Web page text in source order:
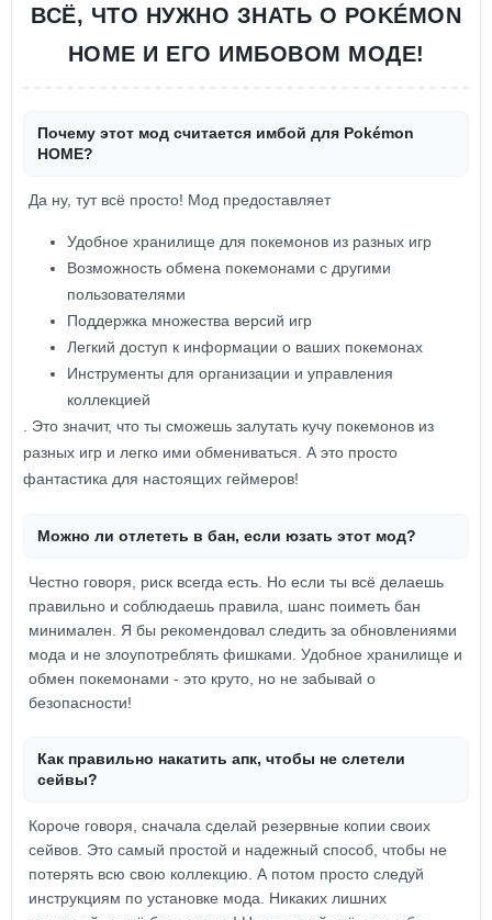
ВСЁ, ЧТО НУЖНО ЗНАТЬ О POKÉMON
HOME И ЕГО ИМБОВОМ МОДЕ!
Почему этот мод считается имбой для Pokémon
HOME?
Да ну, тут всё просто! Мод предоставляет
Удобное хранилище для покемонов из разных игр
Возможность обмена покемонами с другими
пользователями
Поддержка множества версий игр
Легкий доступ к информации о ваших покемонах
Инструменты для организации и управления
коллекцией
. Это значит, что ты сможешь залутать кучу покемонов из
разных игр и легко ими обмениваться. А это просто
фантастика для настоящих геймеров!
Можно ли отлететь в бан, если юзать этот мод?
Честно говоря, риск всегда есть. Но если ты всё делаешь
правильно и соблюдаешь правила, шанс поиметь бан
минимален. Я бы рекомендовал следить за обновлениями
мода и не злоупотреблять фишками. Удобное хранилище и
обмен покемонами - это круто, но не забывай о
безопасности!
Как правильно накатить апк, чтобы не слетели
сейвы?
Короче говоря, сначала сделай резервные копии своих
сейвов. Это самый простой и надежный способ, чтобы не
потерять всю свою коллекцию. А потом просто следуй
инструкциям по установке мода. Никаких лишних